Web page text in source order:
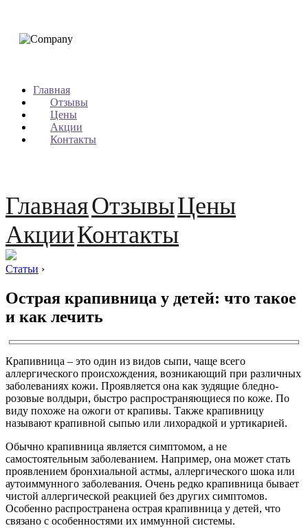
Главная
Отзывы
Цены
Акции
Контакты
ГлавнаяОтзывыЦены
АкцииКонтакты
Статьи ›
Острая крапивница у детей: что такое
и как лечить
Крапивница – это один из видов сыпи, чаще всего
аллергического происхождения, возникающий при различных
заболеваниях кожи. Проявляется она как зудящие бледно-
розовые волдыри, быстро распространяющиеся по коже. По
виду похоже на ожоги от крапивы. Также крапивницу
называют крапивной сыпью или лихорадкой и уртикарией.
Обычно крапивница является симптомом, а не
самостоятельным заболеванием. Например, она может стать
проявлением бронхиальной астмы, аллергического шока или
аутоиммунного заболевания. Очень редко крапивница бывает
чистой аллергической реакцией без других симптомов.
Особенно распространена острая крапивница у детей, что
связано с особенностями их иммунной системы.